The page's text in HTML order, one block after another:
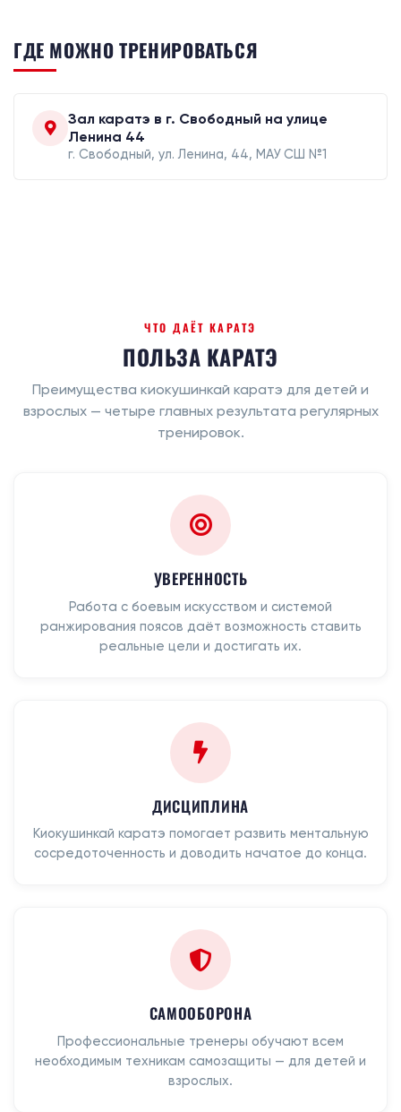
ГДЕ МОЖНО ТРЕНИРОВАТЬСЯ
Зал каратэ в г. Свободный на улице
Ленина 44
г. Свободный, ул. Ленина, 44, МАУ СШ №1
ЧТО ДАЁТ КАРАТЭ
ПОЛЬЗА КАРАТЭ
Преимущества киокушинкай каратэ для детей и
взрослых — четыре главных результата регулярных
тренировок.
УВЕРЕННОСТЬ
Работа с боевым искусством и системой
ранжирования поясов даёт возможность ставить
реальные цели и достигать их.
ДИСЦИПЛИНА
Киокушинкай каратэ помогает развить ментальную
сосредоточенность и доводить начатое до конца.
САМООБОРОНА
Профессиональные тренеры обучают всем
необходимым техникам самозащиты — для детей и
взрослых.